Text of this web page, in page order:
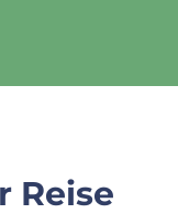
Reise